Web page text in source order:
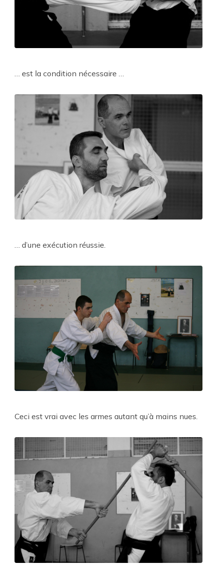
… est la condition nécessaire …
… d’une exécution réussie.
Ceci est vrai avec les armes autant qu’à mains nues.